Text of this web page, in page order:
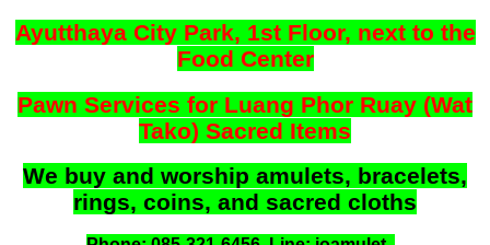
Ayutthaya City Park, 1st Floor, next to the
Food Center
Pawn Services for Luang Phor Ruay (Wat
Tako) Sacred Items
We buy and worship amulets, bracelets,
rings, coins, and sacred cloths